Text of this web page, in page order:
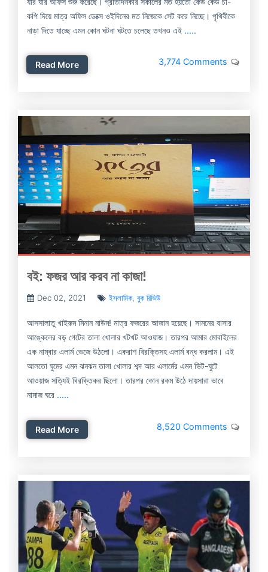
কপি দিয়ে মাত্র অফিস ডেক্সে ওইদিনের মত নিজেকে সেট করে নিচ্ছে। পৃথিবীকে
নাড়া দিতে যাচ্ছে এমন কোন ঘটনা ঘটতে চলেছে তখনও এই .....
Read More 3,774 Comments
বই: ফজর আর করব না কাজা!
Dec 02, 2021 ইসলামিক, বুক রিভিউ
আসসালাতু খাইরুম মিনান নাউম! মাত্র ফজরের আজান হয়েছে। সামনের বাসার
আঙ্কেলের বড় গেটের তালা খোলার খটখট আওয়াজ। তারপর আমার মোবাইলের
এক নাম্বার এলার্ম ভেজে উঠলো। একরাশ বিরক্তিসহ এলার্ম বন্ধ করলাম। এই
আলতো ঘুমের এমন ঝনঝন তালা খোলার শব্দ আর এলার্মের এমন ভিট-ঘুটে
আওয়াজ সত্যিই বিরক্তিকর ছিলো। তারপর কোন রকম উঠে দায়সারা ভাবে
নামাজ ঘরে .....
Read More 8,520 Comments